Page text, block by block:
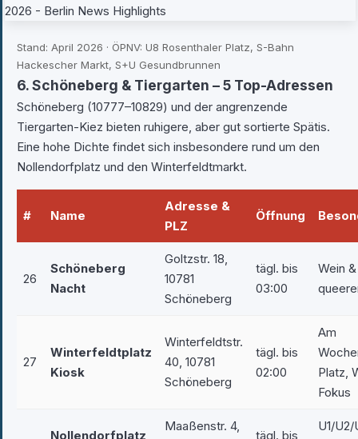
Stand: April 2026 · ÖPNV: U8 Rosenthaler Platz, S-Bahn
Hackescher Markt, S+U Gesundbrunnen
6. Schöneberg & Tiergarten – 5 Top-Adressen
Schöneberg (10777–10829) und der angrenzende
Tiergarten-Kiez bieten ruhigere, aber gut sortierte Spätis.
Eine hohe Dichte findet sich insbesondere rund um den
Nollendorfplatz und den Winterfeldtmarkt.
# Name
Adresse &
PLZ
Öffnung
26
Schöneberg
Nacht
Goltzstr. 18,
10781
Schöneberg
tägl. bis
03:00
Wein
27
Winterfeldtplatz
Kiosk
Winterfeldtstr.
40, 10781
Schöneberg
tägl. bis
02:00
Am
Platz,
Fokus
Nollendorfplatz
Maaßenstr. 4,
tägl. bis
U1/